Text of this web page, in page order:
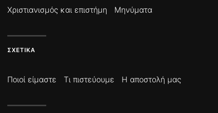
Χριστιανισμός και επιστήμη
Μηνύματα
ΣΧΕΤΙΚΆ
Ποιοί είμαστε Τι πιστεύουμε Η αποστολή μας